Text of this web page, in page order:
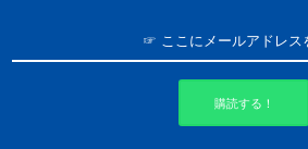
購読する！